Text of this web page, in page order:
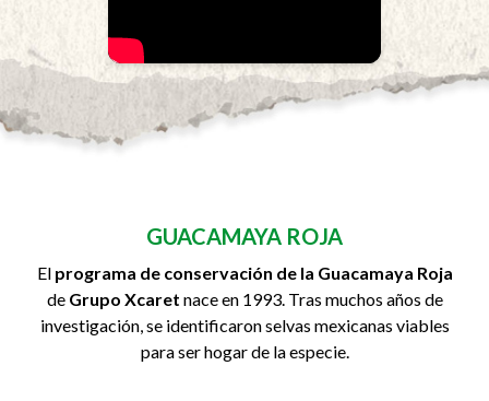
GUACAMAYA ROJA
El programa de conservación de la Guacamaya Roja
de Grupo Xcaret nace en 1993. Tras muchos años de
investigación, se identificaron selvas mexicanas viables
para ser hogar de la especie.